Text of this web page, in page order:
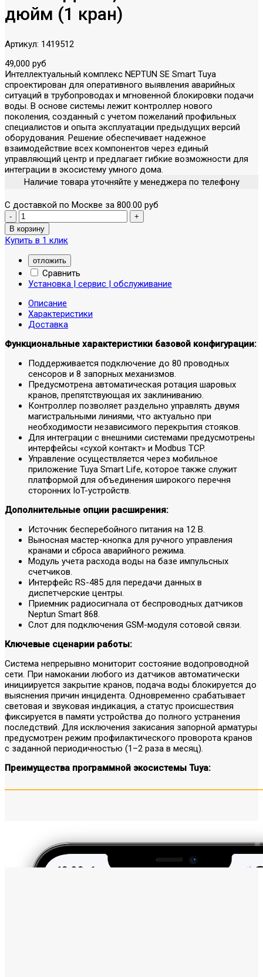
дюйм (1 кран)
Артикул: 1419512
49,000 руб
Интеллектуальный комплекс NEPTUN SE Smart Tuya
спроектирован для оперативного выявления аварийных
ситуаций в трубопроводах и мгновенной блокировки подачи
воды. В основе системы лежит контроллер нового
поколения, созданный с учетом пожеланий профильных
специалистов и опыта эксплуатации предыдущих версий
оборудования. Решение обеспечивает надежное
взаимодействие всех компонентов через единый
управляющий центр и предлагает гибкие возможности для
интеграции в экосистему умного дома.
Наличие товара уточняйте у менеджера по телефону
С доставкой по Москве за 800.00 руб
Купить в 1 клик
отложить
Сравнить
Установка | сервис | обслуживание
Описание
Характеристики
Доставка
Функциональные характеристики базовой конфигурации:
Поддерживается подключение до 80 проводных
сенсоров и 8 запорных механизмов.
Предусмотрена автоматическая ротация шаровых
кранов, препятствующая их заклиниванию.
Контроллер позволяет раздельно управлять двумя
магистральными линиями, что актуально при
необходимости независимого перекрытия стояков.
Для интеграции с внешними системами предусмотрены
интерфейсы «сухой контакт» и Modbus TCP.
Управление осуществляется через мобильное
приложение Tuya Smart Life, которое также служит
платформой для объединения широкого перечня
сторонних IoT-устройств.
Дополнительные опции расширения:
Источник бесперебойного питания на 12 В.
Выносная мастер-кнопка для ручного управления
кранами и сброса аварийного режима.
Модуль учета расхода воды на базе импульсных
счетчиков.
Интерфейс RS-485 для передачи данных в
диспетчерские центры.
Приемник радиосигнала от беспроводных датчиков
Neptun Smart 868.
Слот для подключения GSM-модуля сотовой связи.
Ключевые сценарии работы:
Система непрерывно мониторит состояние водопроводной
сети. При намокании любого из датчиков автоматически
инициируется закрытие кранов, подача воды блокируется до
выяснения причин инцидента. Одновременно срабатывает
световая и звуковая индикация, а статус происшествия
фиксируется в памяти устройства до полного устранения
последствий. Для исключения закисания запорной арматуры
предусмотрен режим профилактического проворота кранов
с заданной периодичностью (1–2 раза в месяц).
Преимущества программной экосистемы Tuya: